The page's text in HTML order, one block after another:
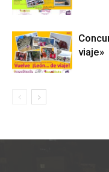
viaje»